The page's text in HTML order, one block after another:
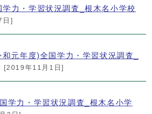
力・学習状況調査_根木名小学校
日]
元年度)全国学力・学習状況調査_
[2019年11月1日]
学力・学習状況調査_根木名小学